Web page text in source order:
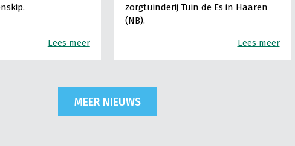
Lees meer
zorgtuinderij Tuin de Es in Haaren
(NB).
Lees meer
MEER NIEUWS